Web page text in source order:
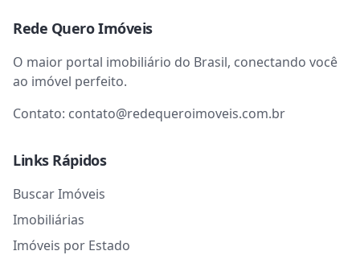
Rede Quero Imóveis
O maior portal imobiliário do Brasil, conectando você
ao imóvel perfeito.
Contato: contato@redequeroimoveis.com.br
Links Rápidos
Buscar Imóveis
Imobiliárias
Imóveis por Estado